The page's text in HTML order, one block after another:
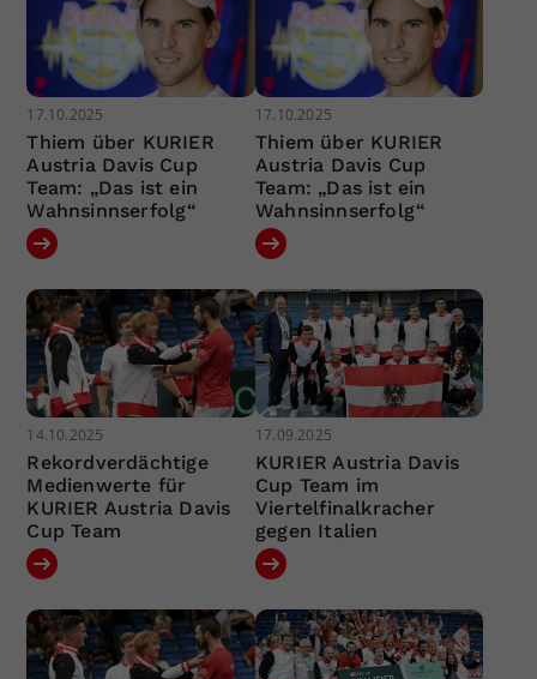
17.10.2025
Thiem über KURIER
Austria Davis Cup
Team: „Das ist ein
Wahnsinnserfolg“
17.10.2025
Thiem über KURIER
Austria Davis Cup
Team: „Das ist ein
Wahnsinnserfolg“
14.10.2025
Rekordverdächtige
Medienwerte für
KURIER Austria Davis
Cup Team
17.09.2025
KURIER Austria Davis
Cup Team im
Viertelfinalkracher
gegen Italien